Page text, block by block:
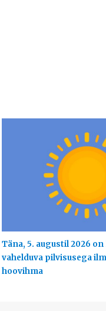
Täna, 5. augustil 2026 on
vahelduva pilvisusega
hoovihma